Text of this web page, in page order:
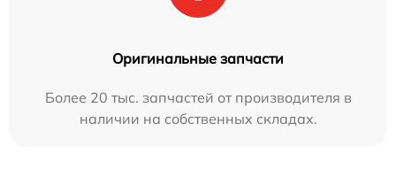
Оригинальные запчасти
Более 20 тыс. запчастей от производителя в
наличии на собственных складах.